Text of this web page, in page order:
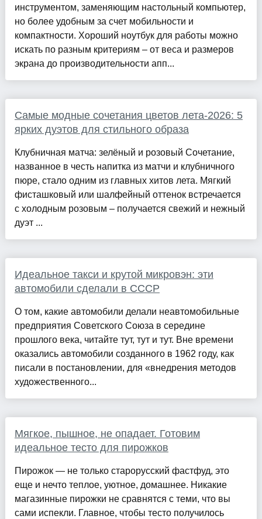
инструментом, заменяющим настольный компьютер,
но более удобным за счет мобильности и
компактности. Хороший ноутбук для работы можно
искать по разным критериям – от веса и размеров
экрана до производительности апп...
Самые модные сочетания цветов лета-2026: 5
ярких дуэтов для стильного образа
Клубничная матча: зелёный и розовый Сочетание,
названное в честь напитка из матчи и клубничного
пюре, стало одним из главных хитов лета. Мягкий
фисташковый или шалфейный оттенок встречается
с холодным розовым – получается свежий и нежный
дуэт ...
Идеальное такси и крутой микровэн: эти
автомобили сделали в СССР
О том, какие автомобили делали неавтомобильные
предприятия Советского Союза в середине
прошлого века, читайте тут, тут и тут. Вне времени
оказались автомобили созданного в 1962 году, как
писали в постановлении, для «внедрения методов
художественного...
Мягкое, пышное, не опадает. Готовим
идеальное тесто для пирожков
Пирожок — не только старорусский фастфуд, это
еще и нечто теплое, уютное, домашнее. Никакие
магазинные пирожки не сравнятся с теми, что вы
сами испекли. Главное, чтобы тесто получилось